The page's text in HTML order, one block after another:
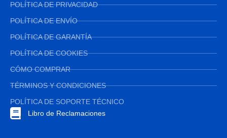
POLÍTICA DE PRIVACIDAD
POLÍTICA DE ENVÍO
POLÍTICA DE GARANTÍA
POLÍTICA DE COOKIES
CÓMO COMPRAR
TÉRMINOS Y CONDICIONES
POLÍTICA DE SOPORTE TÉCNICO
Libro de Reclamaciones